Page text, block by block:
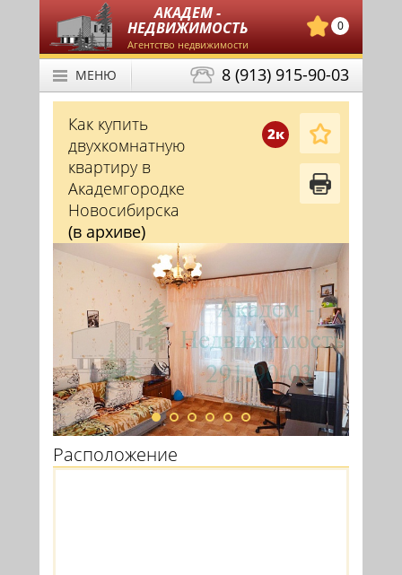
АКАДЕМ -
НЕДВИЖИМОСТЬ
Агентство недвижимости
0
8 (913) 915-90-03
МЕНЮ
2к
Как купить
двухкомнатную
квартиру в
Академгородке
Новосибирска
(в архиве)
Расположение